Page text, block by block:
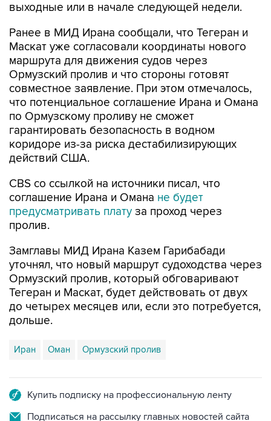
Ранее в МИД Ирана сообщали, что Тегеран и
маршрута для движения судов через
Ормузский пролив и что стороны готовят
совместное заявление. При этом отмечалось,
что потенциальное соглашение Ирана и Омана
по Ормузскому проливу не сможет
гарантировать безопасность в водном
коридоре из-за риска дестабилизирующих
действий США.
CBS со ссылкой на источники писал, что
предусматривать платуза проход через
пролив.
Замглавы МИД Ирана Казем Гарибабади
Ормузский пролив, который обговаривают
Тегеран и Маскат, будет действовать от двух
до четырех месяцев или, если это потребуется,
дольше.
Иран Оман
Подписаться на рассылку главных новостей сайта
Получать оперативные новости в официальном